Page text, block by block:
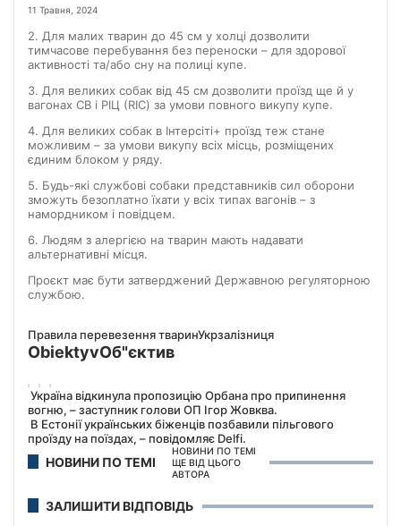
11 Травня, 2024
2. Для малих тварин до 45 см у холці дозволити
тимчасове перебування без переноски – для здорової
активності та/або сну на полиці купе.
3. Для великих собак від 45 см дозволити проїзд ще й у
вагонах СВ і РІЦ (RIC) за умови повного викупу купе.
4. Для великих собак в Інтерсіті+ проїзд теж стане
можливим – за умови викупу всіх місць, розміщених
єдиним блоком у ряду.
5. Будь-які службові собаки представників сил оборони
зможуть безоплатно їхати у всіх типах вагонів – з
намордником і повідцем.
6. Людям з алергією на тварин мають надавати
альтернативні місця.
Проєкт має бути затверджений Державною регуляторною
службою.
Правила перевезення тваринУкрзалізниця
ObiektyvОб"єктив
Україна відкинула пропозицію Орбана про припинення
вогню, – заступник голови ОП Ігор Жовква.
В Естонії українських біженців позбавили пільгового
проїзду на поїздах, – повідомляє Delfi.
НОВИНИ ПО ТЕМІ
НОВИНИ ПО ТЕМІ
ЩЕ ВІД ЦЬОГО
АВТОРА
ЗАЛИШИТИ ВІДПОВІДЬ